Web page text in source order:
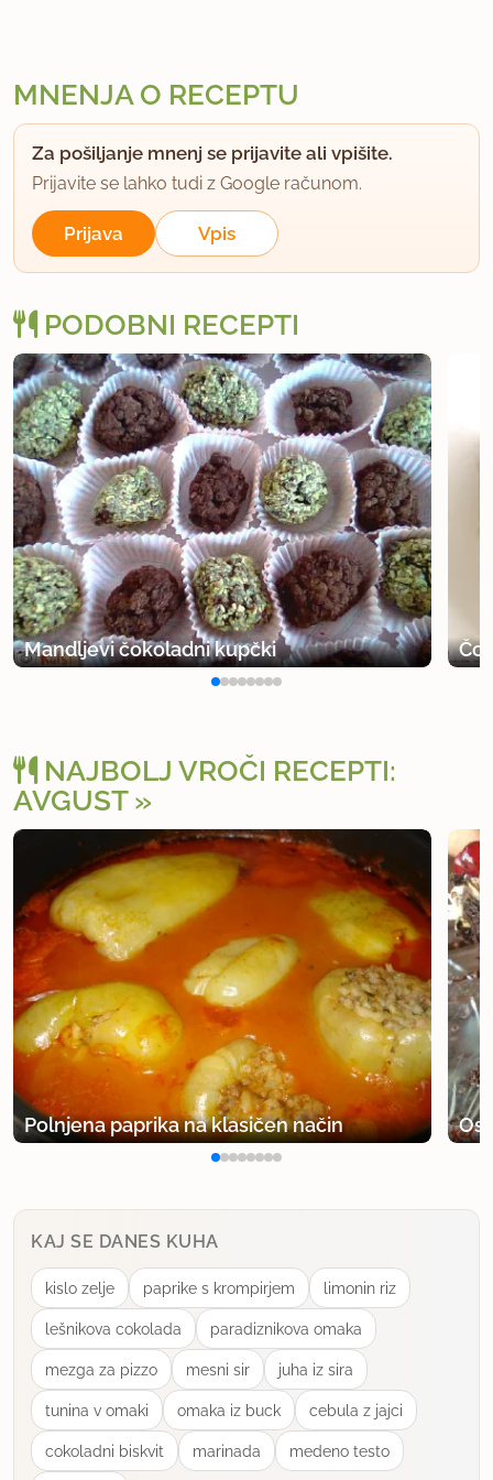
MNENJA O RECEPTU
Za pošiljanje mnenj se prijavite ali vpišite.
Prijavite se lahko tudi z Google računom.
Prijava Vpis
PODOBNI RECEPTI
Mandljevi čokoladni kupčki
NAJBOLJ VROČI RECEPTI:
AVGUST
Polnjena paprika na klasičen način
KAJ SE DANES KUHA
kislo zelje paprike s krompirjem limonin riz
lešnikova cokolada paradiznikova omaka
mezga za pizzo mesni sir juha iz sira
tunina v omaki omaka iz buck cebula z jajci
cokoladni biskvit marinada medeno testo